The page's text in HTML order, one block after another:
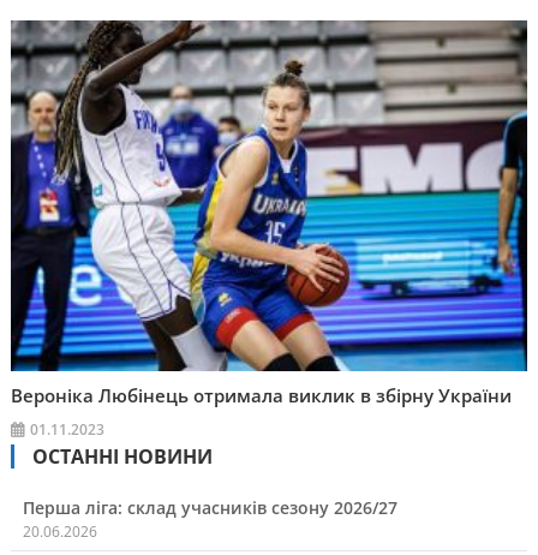
Вероніка Любінець отримала виклик в збірну України
01.11.2023
ОСТАННІ НОВИНИ
Перша ліга: склад учасників сезону 2026/27
20.06.2026